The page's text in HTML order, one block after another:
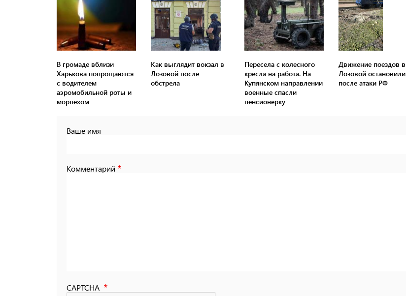
В громаде вблизи
Харькова попрощаются
с водителем
аэромобильной роты и
морпехом
Как выглядит вокзал в
Лозовой после
обстрела
Пересела с колесного
кресла на работа. На
Купянском направлении
военные спасли
пенсионерку
Движение поездов в
Лозовой остановили
после атаки РФ
Ваше имя
Комментарий
CAPTCHA